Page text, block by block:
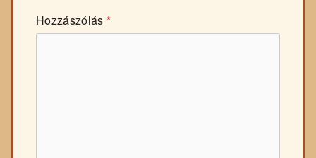
Hozzászólás *